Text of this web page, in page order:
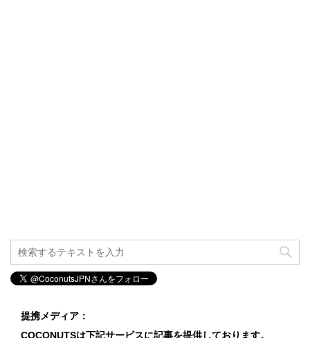
提携メディア：
COCONUTSは下記サービスに記事を提供しております。